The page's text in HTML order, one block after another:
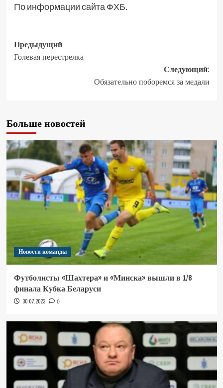
По информации сайта ФХБ.
Предыдущий
Голевая перестрелка
Следующий:
Обязательно поборемся за медали
Больше новостей
Новости команды
Футболисты «Шахтера» и «Минска» вышли в 1/8
финала Кубка Беларуси
30.07.2023 0